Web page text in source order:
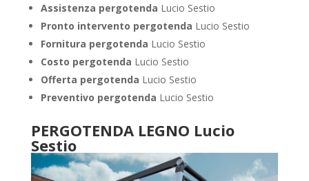
Assistenza pergotenda Lucio Sestio
Pronto intervento pergotenda Lucio Sestio
Fornitura pergotenda Lucio Sestio
Costo pergotenda Lucio Sestio
Offerta pergotenda Lucio Sestio
Preventivo pergotenda Lucio Sestio
PERGOTENDA LEGNO Lucio
Sestio